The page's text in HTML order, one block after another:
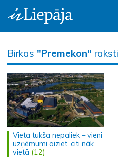
Birkas "Premekon" raksti
Vieta tukša nepaliek – vieni
uzņēmumi aiziet, citi nāk
vietā (12)